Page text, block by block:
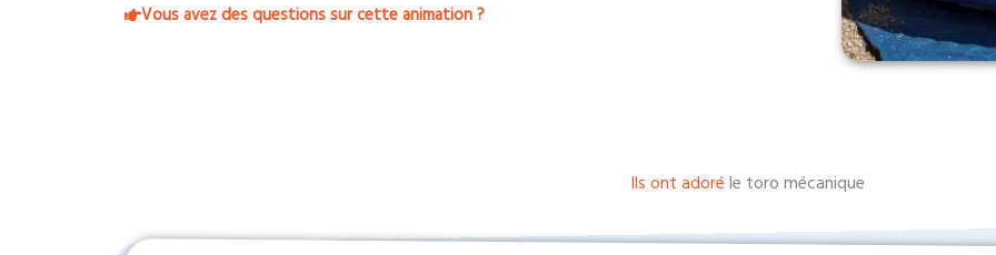
Vous avez des questions sur cette animation ?
Ils ont adoré le toro mécanique